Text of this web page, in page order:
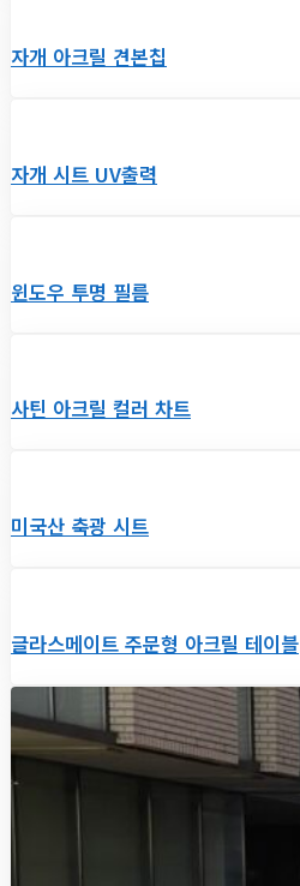
자개 아크릴 견본칩
자개 시트 UV출력
윈도우 투명 필름
사틴 아크릴 컬러 차트
미국산 축광 시트
글라스메이트 주문형 아크릴 테이블